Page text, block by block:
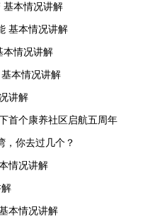
基本情况讲解
基本情况讲解
本情况讲解
本情况讲解
讲解
首个康养社区启航五周年
，你去过几个？
情况讲解
本情况讲解